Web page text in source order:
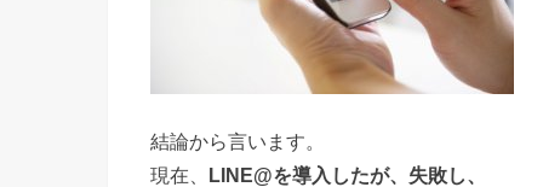
結論から言います。
現在、 LINE@を導入したが、失敗し、